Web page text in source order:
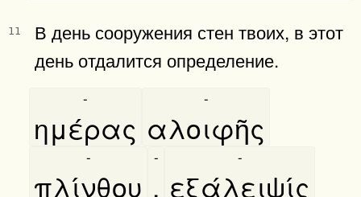
11
В день сооружения стен твоих, в этот
день отдалится определение.
ημέρας
-
αλοιφῆς
-
πλίνθου
-
.
-
εξάλειψίς
-